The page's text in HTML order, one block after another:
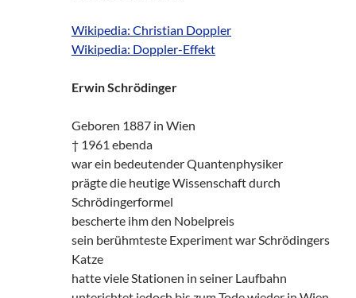
Wikipedia: Christian Doppler
Wikipedia: Doppler-Effekt
Erwin Schrödinger
Geboren 1887 in Wien
† 1961 ebenda
war ein bedeutender Quantenphysiker
prägte die heutige Wissenschaft durch
Schrödingerformel
bescherte ihm den Nobelpreis
sein berühmteste Experiment war Schrödingers
Katze
hatte viele Stationen in seiner Laufbahn